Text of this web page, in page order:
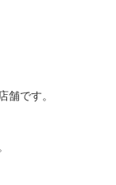
舗です。